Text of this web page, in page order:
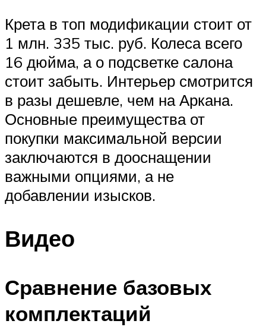
Крета в топ модификации стоит от
1 млн. 335 тыс. руб. Колеса всего
16 дюйма, а о подсветке салона
стоит забыть. Интерьер смотрится
в разы дешевле, чем на Аркана.
Основные преимущества от
покупки максимальной версии
заключаются в дооснащении
важными опциями, а не
добавлении изысков.
Видео
Сравнение базовых
комплектаций